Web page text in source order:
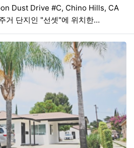
Dust Drive #C, Chino Hills, CA
거 단지인 "선셋"에 위치한…